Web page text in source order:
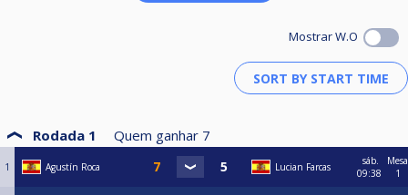
Mostrar W.O
Rodada 1 Quem ganhar 7
1 Agustín Roca Lucian Farcas
sáb.
09:38
Mesa
1